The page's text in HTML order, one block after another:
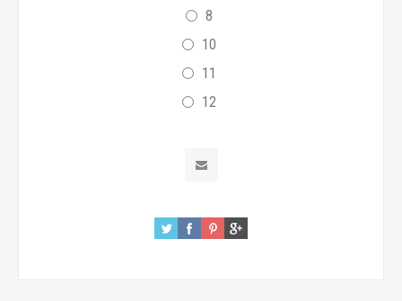
8
10
11
12